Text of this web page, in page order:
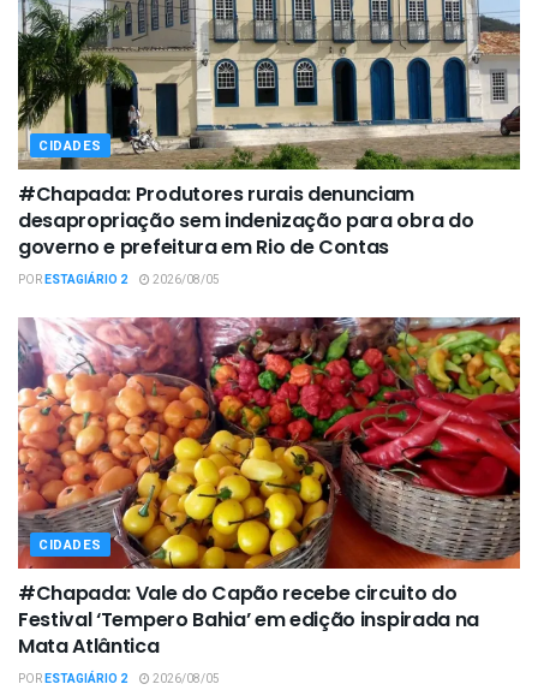
CIDADES
#Chapada: Produtores rurais denunciam
desapropriação sem indenização para obra do
governo e prefeitura em Rio de Contas
PORESTAGIÁRIO 2 2026/08/05
CIDADES
#Chapada: Vale do Capão recebe circuito do
Festival ‘Tempero Bahia’ em edição inspirada na
Mata Atlântica
PORESTAGIÁRIO 2 2026/08/05